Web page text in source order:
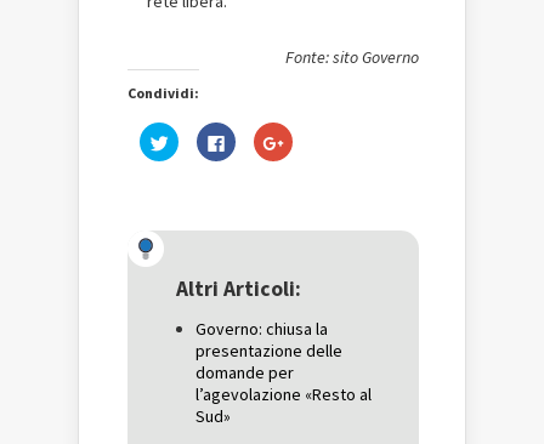
Fonte: sito Governo
Condividi:
Fai
clic
una
nuova
Fai
clic
nuova
finestra)
Fai
clic
una
nuova
Altri Articoli:
Governo: chiusa la
presentazione delle
domande per
l’agevolazione «Resto al
Sud»